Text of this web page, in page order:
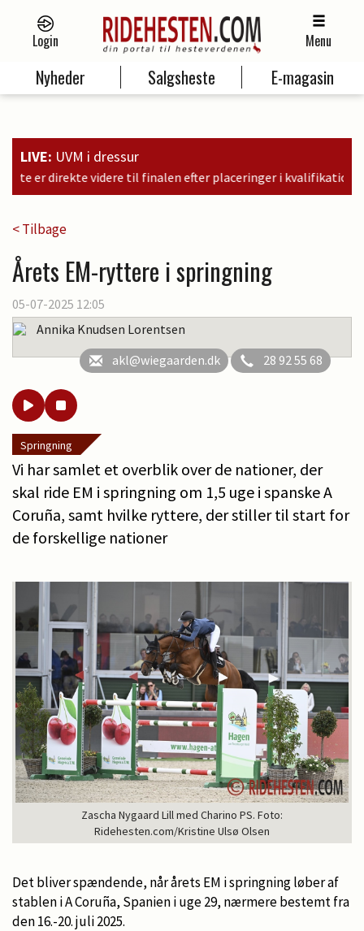
Login Menu
Nyheder Salgsheste E-magasin
LIVE: UVM i dressur
efter placeringer i kvalifikationen som nr. 6, 9 og 11
< Tilbage
Årets EM-ryttere i springning
05-07-2025 12:05
Annika Knudsen Lorentsen
akl@wiegaarden.dk
28 92 55 68
Springning
Vi har samlet et overblik over de nationer, der
skal ride EM i springning om 1,5 uge i spanske A
Coruña, samt hvilke ryttere, der stiller til start for
de forskellige nationer
Zascha Nygaard Lill med Charino PS. Foto:
Ridehesten.com/Kristine Ulsø Olsen
Det bliver spændende, når årets EM i springning løber af
stablen i A Coruña, Spanien i uge 29, nærmere bestemt fra
den 16.-20. juli 2025.